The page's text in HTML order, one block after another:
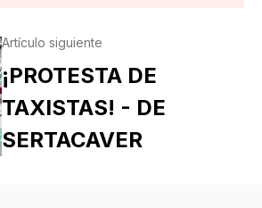
Artículo siguiente
¡PROTESTA DE
TAXISTAS! - DE
SERTACAVER